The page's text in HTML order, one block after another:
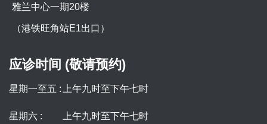
雅兰中心一期20楼
（港铁旺角站E1出口）
应诊时间 (敬请预约)
星期一至五 : 上午九时至下午七时
星期六 : 上午九时至下午七时